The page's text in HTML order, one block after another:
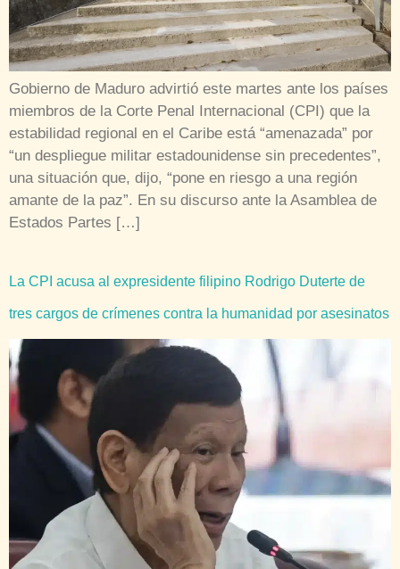
Gobierno de Maduro advirtió este martes ante los países
miembros de la Corte Penal Internacional (CPI) que la
estabilidad regional en el Caribe está “amenazada” por
“un despliegue militar estadounidense sin precedentes”,
una situación que, dijo, “pone en riesgo a una región
amante de la paz”. En su discurso ante la Asamblea de
Estados Partes […]
La CPI acusa al expresidente filipino Rodrigo Duterte de
tres cargos de crímenes contra la humanidad por asesinatos